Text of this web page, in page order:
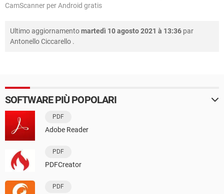
CamScanner per Android gratis
Ultimo aggiornamentomartedì 10 agosto 2021 à 13:36 par
Antonello Ciccarello .
SOFTWARE PIÙ POPOLARI
PDF
Adobe Reader
PDF
PDFCreator
PDF